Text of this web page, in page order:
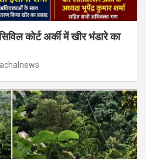
कोर्ट अर्की में खीर भंडारे का